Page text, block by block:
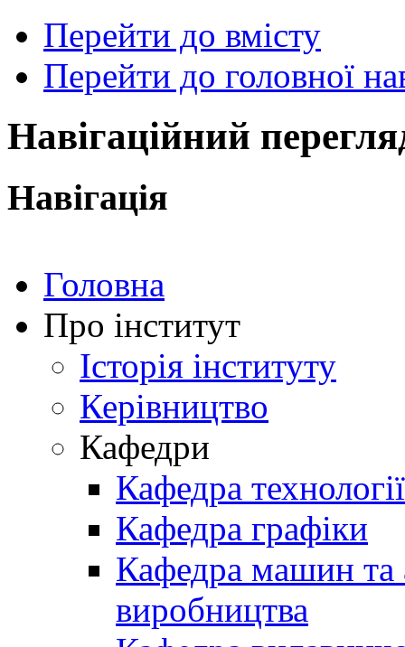
Перейти до вмісту
Перейти до головної
Навігаційний
Навігація
Головна
Про інститут
Історія інституту
Керівництво
Кафедри
Кафедра
Кафедра графіки
Кафедра машин та
виробництва